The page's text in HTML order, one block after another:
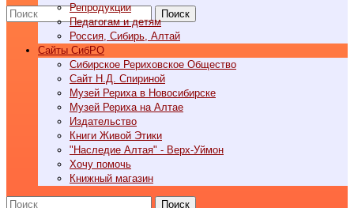
Поиск
Репродукции
Педагогам и детям
Россия, Сибирь, Алтай
Cайты СибРО
Сибирское Рериховское Общество
Сайт Н.Д. Спириной
Музей Рериха в Новосибирске
Музей Рериха на Алтае
Издательство
Книги Живой Этики
"Наследие Алтая" - Верх-Уймон
Хочу помочь
Книжный магазин
Поиск